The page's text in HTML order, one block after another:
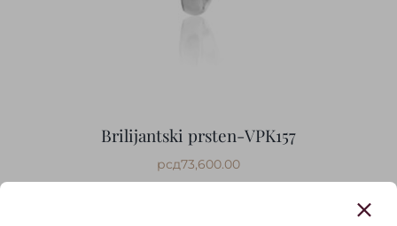
Brilijantski prsten-VPK157
рсд73,600.00